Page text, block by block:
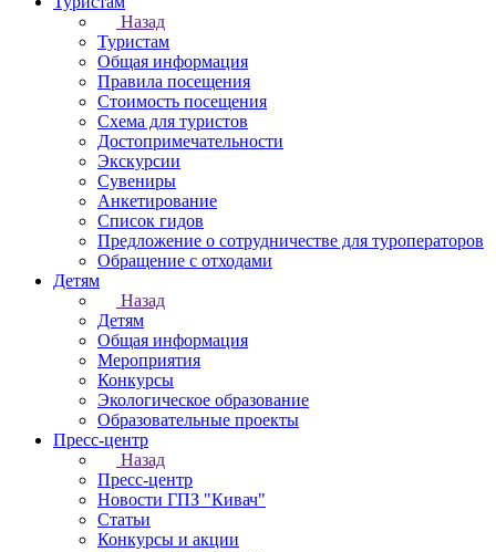
Назад
Туристам
Общая информация
Правила посещения
Стоимость посещения
Схема для туристов
Достопримечательности
Экскурсии
Сувениры
Анкетирование
Список гидов
Предложение о сотрудничестве для туроператоров
Обращение с отходами
Детям
Назад
Детям
Общая информация
Мероприятия
Конкурсы
Экологическое образование
Образовательные проекты
Пресс-центр
Назад
Пресс-центр
Новости ГПЗ "Кивач"
Статьи
Конкурсы и акции